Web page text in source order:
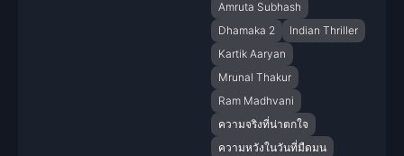
Amruta Subhash
Dhamaka 2
Indian Thriller
Kartik Aaryan
Mrunal Thakur
Ram Madhvani
ความจริงที่น่าตกใจ
ความหวังในวันที่มืดมน